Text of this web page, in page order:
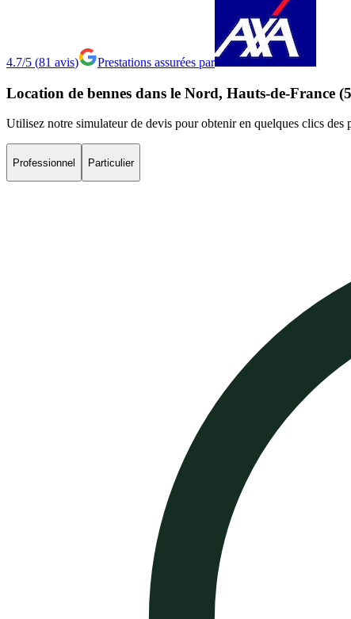
4.7/5 (81 avis) Prestations assurées par
Location de bennes dans le Nord, Hauts-de-France
Utilisez notre simulateur de devis pour obtenir en quelques clics
Professionnel Particulier